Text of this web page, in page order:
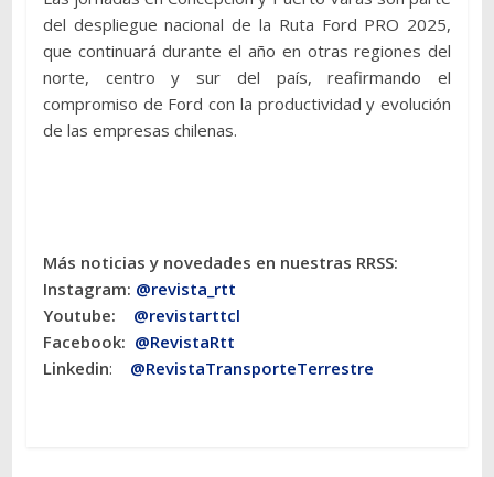
del despliegue nacional de la Ruta Ford PRO 2025,
que continuará durante el año en otras regiones del
norte, centro y sur del país, reafirmando el
compromiso de Ford con la productividad y evolución
de las empresas chilenas.
Más noticias y novedades en nuestras RRSS:
Instagram: @revista_rtt
Youtube: @revistarttcl
Facebook: @RevistaRtt
Linkedin: @RevistaTransporteTerrestre